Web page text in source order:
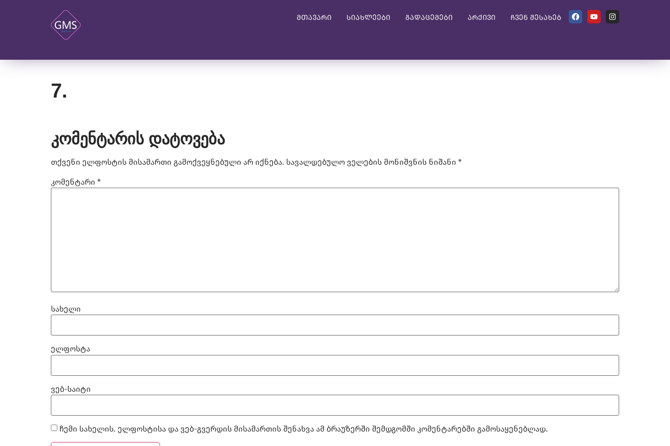
მთავარი სიახლეები გადაცემები არქივი ჩვენ შესახებ
7.
კომენტარის დატოვება
თქვენი ელფოსტის მისამართი გამოქვეყნებული არ იქნება. სავალდებულო ველების მონიშვნის ნიშანი *
კომენტარი *
სახელი
ელფოსტა
ვებ-საიტი
ჩემი სახელის. ელფოსტისა და ვებ-გვერდის მისამართის შენახვა ამ ბრაუზერში შემდგომში კომენტარებში გამოსაყენებლად.